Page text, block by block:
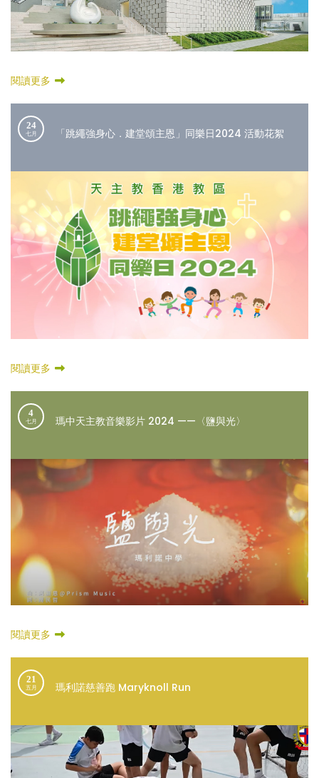
閱讀更多
24
七月 「跳繩強身心．建堂頌主恩」同樂日2024 活動花絮
閱讀更多
4
七月 瑪中天主教音樂影片 2024 ——〈鹽與光〉
閱讀更多
21
五月 瑪利諾慈善跑 Maryknoll Run